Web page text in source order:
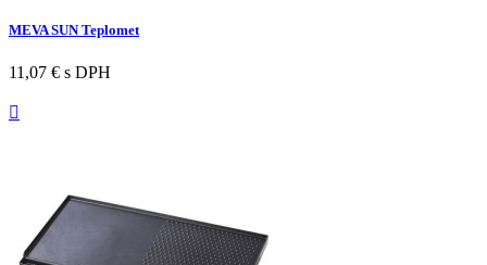
MEVA SUN Teplomet
11,07 € s DPH
